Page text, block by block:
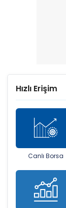
Hızlı Erişim
Canlı Borsa